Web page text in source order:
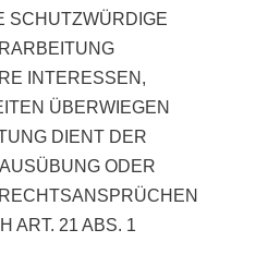
SCHUTZWÜRDIGE
INTERESSEN,
ÜBERWIEGEN
DIENT DER
ODER
ART. 21 ABS. 1